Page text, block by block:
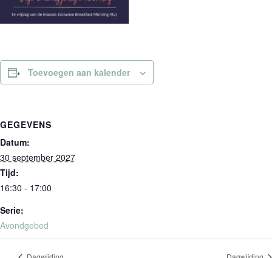
Toevoegen aan kalender
GEGEVENS
Datum:
30 september 2027
Tijd:
16:30 - 17:00
Serie:
Avondgebed